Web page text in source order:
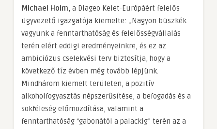
Michael Holm, a Diageo Kelet-Európáért felelős
ügyvezető igazgatója kiemelte: „Nagyon büszkék
vagyunk a fenntarthatóság és felelősségvállalás
terén elért eddigi eredményeinkre, és ez az
ambiciózus cselekvési terv biztosítja, hogy a
következő tíz évben még tovább lépjünk.
Mindhárom kiemelt területen, a pozitív
alkoholfogyasztás népszerűsítése, a befogadás és a
sokféleség előmozdítása, valamint a
fenntarthatóság “gabonától a palackig” terén az a